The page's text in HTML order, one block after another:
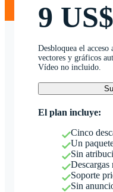
9 US$
Desbloquea el acceso
vectores y gráficos
Vídeo no incluido.
El plan incluye:
Cinco
Un
Sin
Descargas
Soporte
Sin